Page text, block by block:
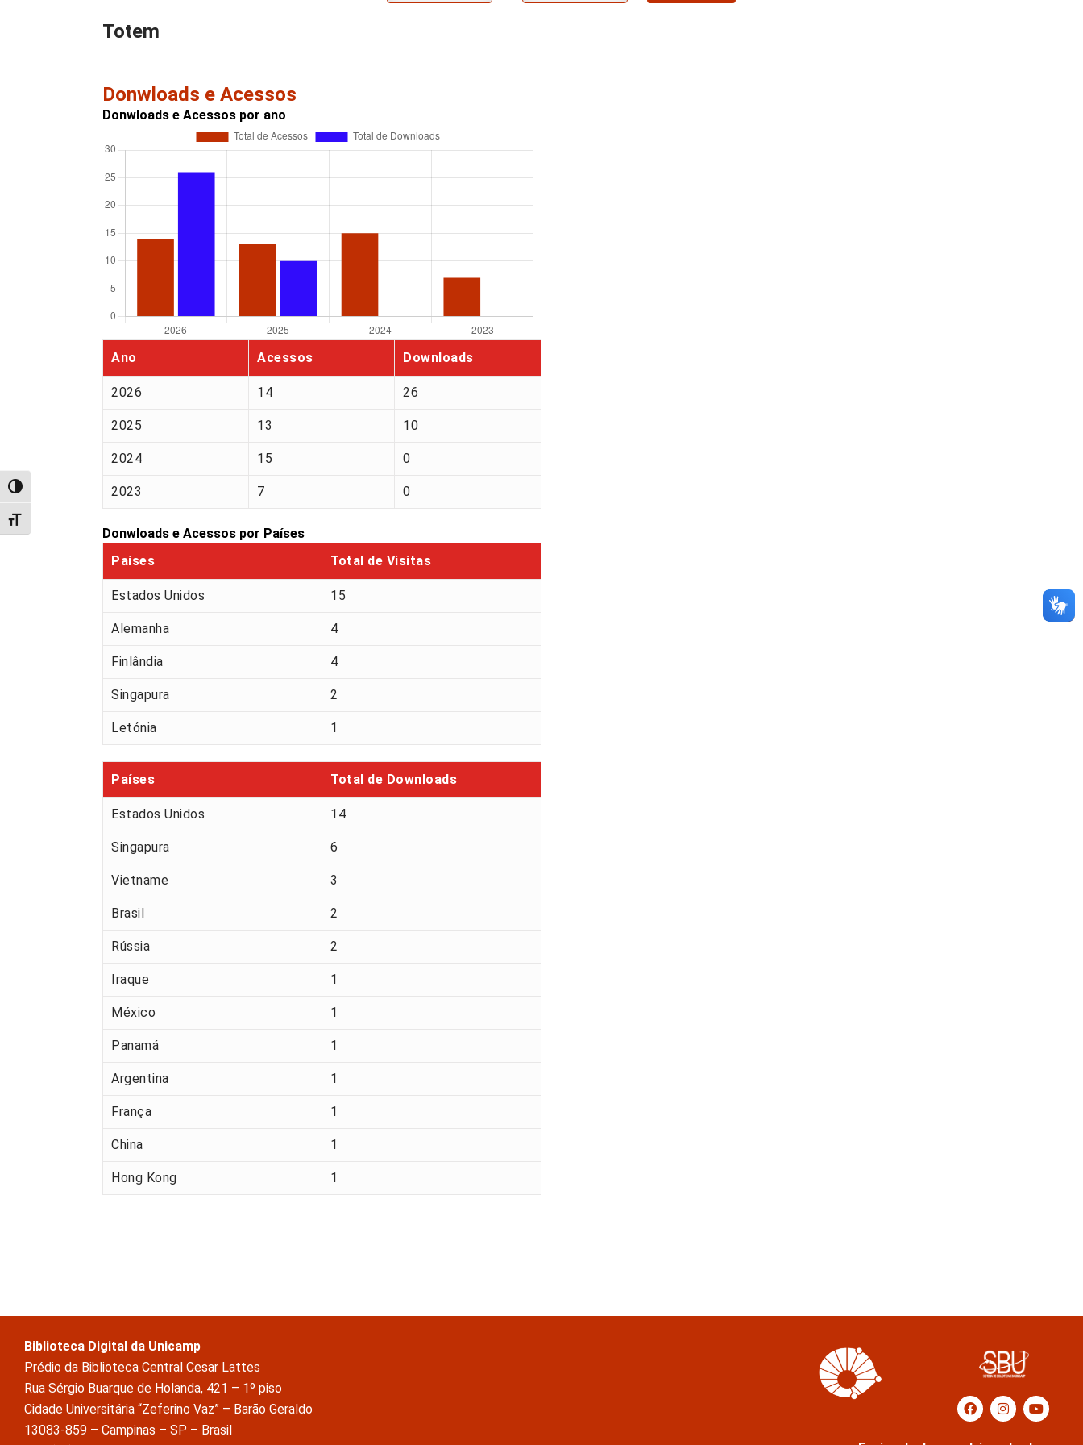
Alternar alto contraste
Alternar tamanho da fonte
Totem
Donwloads e Acessos
Donwloads e Acessos por ano
Ano Acessos Downloads
2026 14 26
2025 13 10
2024 15 0
2023 7 0
Donwloads e Acessos por Países
Países
Total de Visitas
Estados Unidos 15
Alemanha 4
Finlândia 4
Singapura 2
Letónia 1
Países Total de Downloads
Estados Unidos 14
Singapura 6
Vietname 3
Brasil 2
Rússia 2
Iraque 1
México 1
Panamá 1
Argentina 1
França 1
China 1
Hong Kong 1
Biblioteca Digital da Unicamp
Prédio da Biblioteca Central Cesar Lattes
Rua Sérgio Buarque de Holanda, 421 – 1º piso
Cidade Universitária “Zeferino Vaz” – Barão Geraldo
13083-859 – Campinas – SP – Brasil